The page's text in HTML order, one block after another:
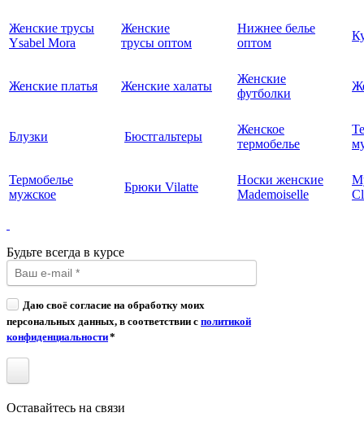
Женские трусы
Ysabel Mora
Женские
трусы оптом
Нижнее белье
оптом
Женские платья Женские халаты
Женские
футболки
Блузки Бюстгальтеры
Женское
термобелье
Термобелье
мужское
Брюки Vilatte
Носки женские
Mademoiselle
Будьте всегда в курсе
Даю своё согласие на обработку моих
персональных данных, в соответствии с политикой
конфиденциальности*
Оставайтесь на связи